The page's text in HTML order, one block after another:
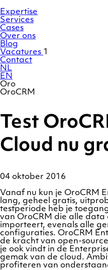
naar
de
inhoud
Expertise
Services
Cases
Over ons
Blog
Vacatures 1
Contact
NL
EN
Oro
OroCRM
Test
Cloud nu
04 oktober 2016
Vanaf nu kun je OroCRM
lang, geheel gratis,
testperiode heb je
van OroCRM die alle
importeert, evenals alle
configuraties. OroCRM
de kracht van open-
je ook vindt in de
gemak van de cloud.
profiteren van